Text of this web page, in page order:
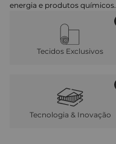
energia e produtos químicos.
Tecidos Exclusivos
Tecnologia & Inovação